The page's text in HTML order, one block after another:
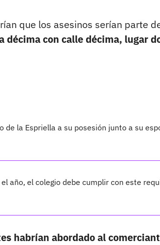
que los asesinos serían parte
décima con calle décima, lugar
de la Espriella a su posesión junto a su
año, el colegio debe cumplir con este
habrían abordado al